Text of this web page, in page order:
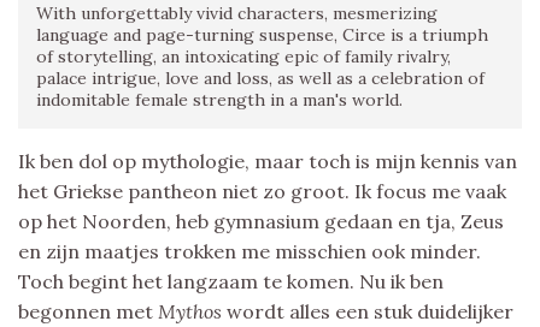
With unforgettably vivid characters, mesmerizing
language and page-turning suspense, Circe is a triumph
of storytelling, an intoxicating epic of family rivalry,
palace intrigue, love and loss, as well as a celebration of
indomitable female strength in a man's world.
Ik ben dol op mythologie, maar toch is mijn kennis van
het Griekse pantheon niet zo groot. Ik focus me vaak
op het Noorden, heb gymnasium gedaan en tja, Zeus
en zijn maatjes trokken me misschien ook minder.
Toch begint het langzaam te komen. Nu ik ben
begonnen met Mythos wordt alles een stuk duidelijker